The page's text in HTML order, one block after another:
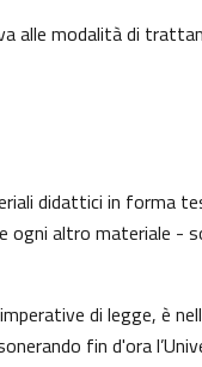
alle modalità di
didattici in forma
ogni altro materiale -
di legge, è
fin d'ora